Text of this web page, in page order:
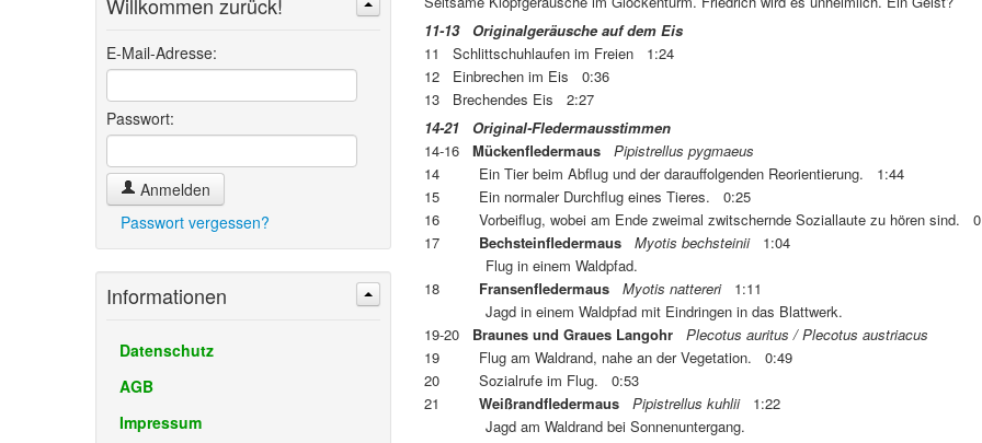
11-13 Originalgeräusche auf dem Eis
11 Schlittschuhlaufen im Freien 1:24
12 Einbrechen im Eis 0:36
13 Brechendes Eis 2:27
14-21 Original-Fledermausstimmen
14-16 Mückenfledermaus
Pipistrellus pygmaeus
14 Ein Tier beim Abflug und der darauffolgenden Reorientierung. 1:44
15 Ein normaler Durchflug eines Tieres. 0:25
16 Vorbeiflug, wobei am Ende zweimal zwitschernde Soziallaute zu hören sind.
17 Bechsteinfledermaus Myotis bechsteinii 1:04
Flug in einem Waldpfad.
18 Fransenfledermaus Myotis nattereri 1:11
Jagd in einem Waldpfad mit Eindringen in das Blattwerk.
19-20 Braunes und Graues Langohr
Plecotus auritus / Plecotus austriacus
19 Flug am Waldrand, nahe an der Vegetation. 0:49
20 Sozialrufe im Flug. 0:53
21 Weißrandfledermaus Pipistrellus kuhlii1:22
Jagd am Waldrand bei Sonnenuntergang.
E-Mail-Adresse:
Passwort:
Anmelden
Passwort vergessen?
Informationen
Datenschutz
AGB
Impressum